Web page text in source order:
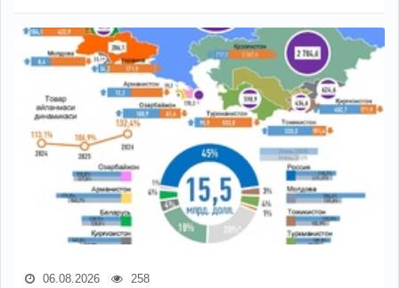
06.08.2026 258